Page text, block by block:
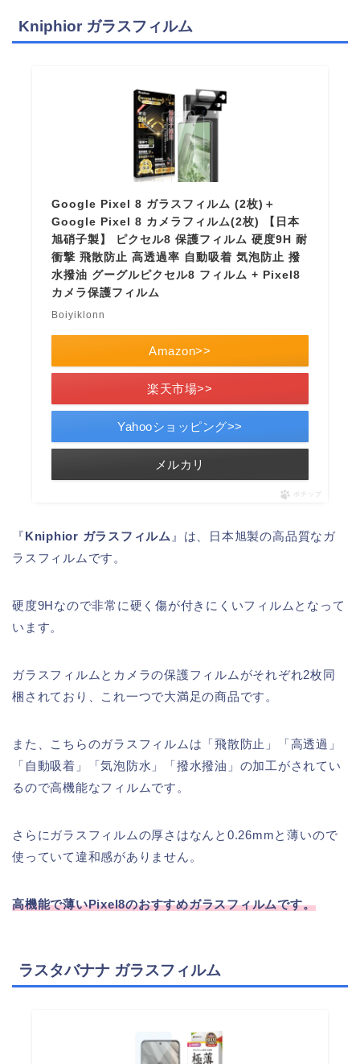
Kniphior ガラスフィルム
Google Pixel 8 ガラスフィルム (2枚)＋
Google Pixel 8 カメラフィルム(2枚) 【日本
旭硝子製】 ピクセル8 保護フィルム 硬度9H 耐
衝撃 飛散防止 高透過率 自動吸着 気泡防止 撥
水撥油 グーグルピクセル8 フィルム + Pixel8
カメラ保護フィルム
Boiyiklonn
Amazon>>
楽天市場>>
Yahooショッピング>>
メルカリ
ポチップ
『Kniphior ガラスフィルム 』は、日本旭製の高品質なガ
ラスフィルムです。
硬度9Hなので非常に硬く傷が付きにくいフィルムとなって
います。
ガラスフィルムとカメラの保護フィルムがそれぞれ2枚同
梱されており、これ一つで大満足の商品です。
また、こちらのガラスフィルムは「飛散防止」「高透過」
「自動吸着」「気泡防水」「撥水撥油」の加工がされてい
るので高機能なフィルムです。
さらにガラスフィルムの厚さはなんと0.26mmと薄いので
使っていて違和感がありません。
高機能で薄いPixel8のおすすめガラスフィルムです。
ラスタバナナ ガラスフィルム